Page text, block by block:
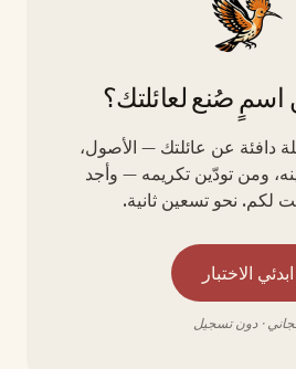
اسمٍ صُنع لعائلتك؟
عن عائلتك — الأصول،
ومن تودّين تكريمه — وأجد
لكم. نحو تسعين ثانية.
ابدئي الاختبار
· دون تسجيل